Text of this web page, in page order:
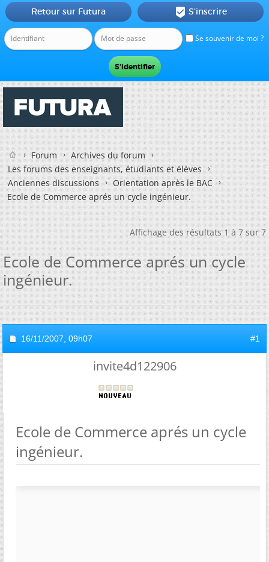
Se souvenir de moi ?
Retour sur Futura  S'inscrire
Forum
Archives du forum
Les forums des enseignants, étudiants et élèves
Anciennes discussions
Orientation après le BAC
Ecole de Commerce aprés un cycle ingénieur.
Affichage des résultats 1 à 7 sur 7
Ecole de Commerce aprés un cycle
ingénieur.
16/11/2007, 09h07 #1
invite4d122906
Ecole de Commerce aprés un cycle
ingénieur.